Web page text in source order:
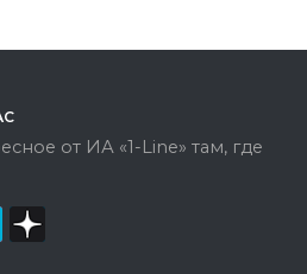
от ИА «1-Line» там, где